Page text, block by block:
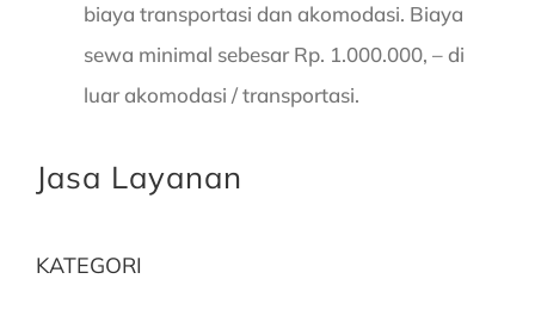
biaya transportasi dan akomodasi. Biaya
sewa minimal sebesar Rp. 1.000.000, – di
luar akomodasi / transportasi.
Jasa Layanan
KATEGORI